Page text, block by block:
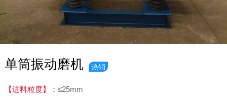
单筒振动磨机 热销
【进料粒度】： ≤25mm